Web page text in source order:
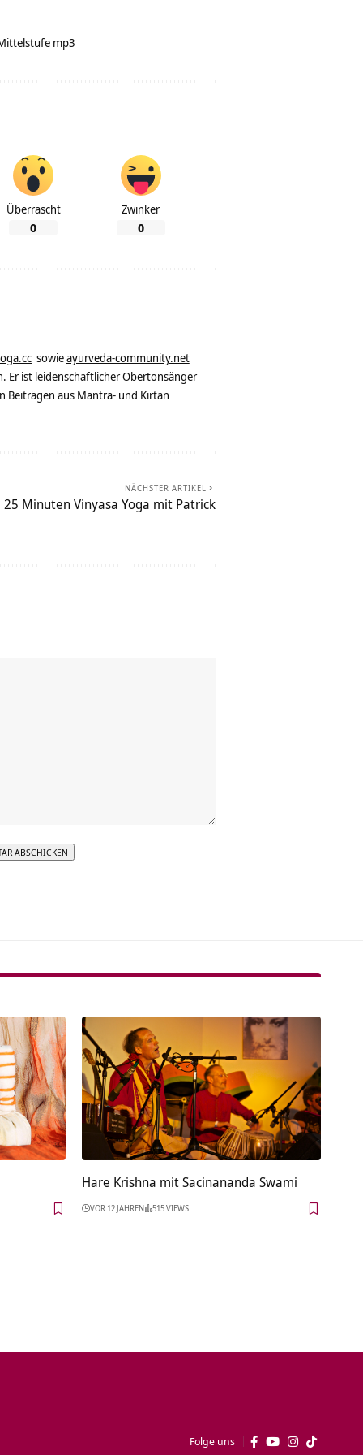
mp3
Überrascht
0
Zwinker
0
sowieayurveda-community.net
Er ist leidenschaftlicher Obertonsänger
Beiträgen aus Mantra- und Kirtan
NÄCHSTER ARTIKEL
Minuten Vinyasa Yoga mit Patrick
Hare Krishna mit Sacinananda Swami
VOR 12 JAHREN 515 VIEWS
Folge uns